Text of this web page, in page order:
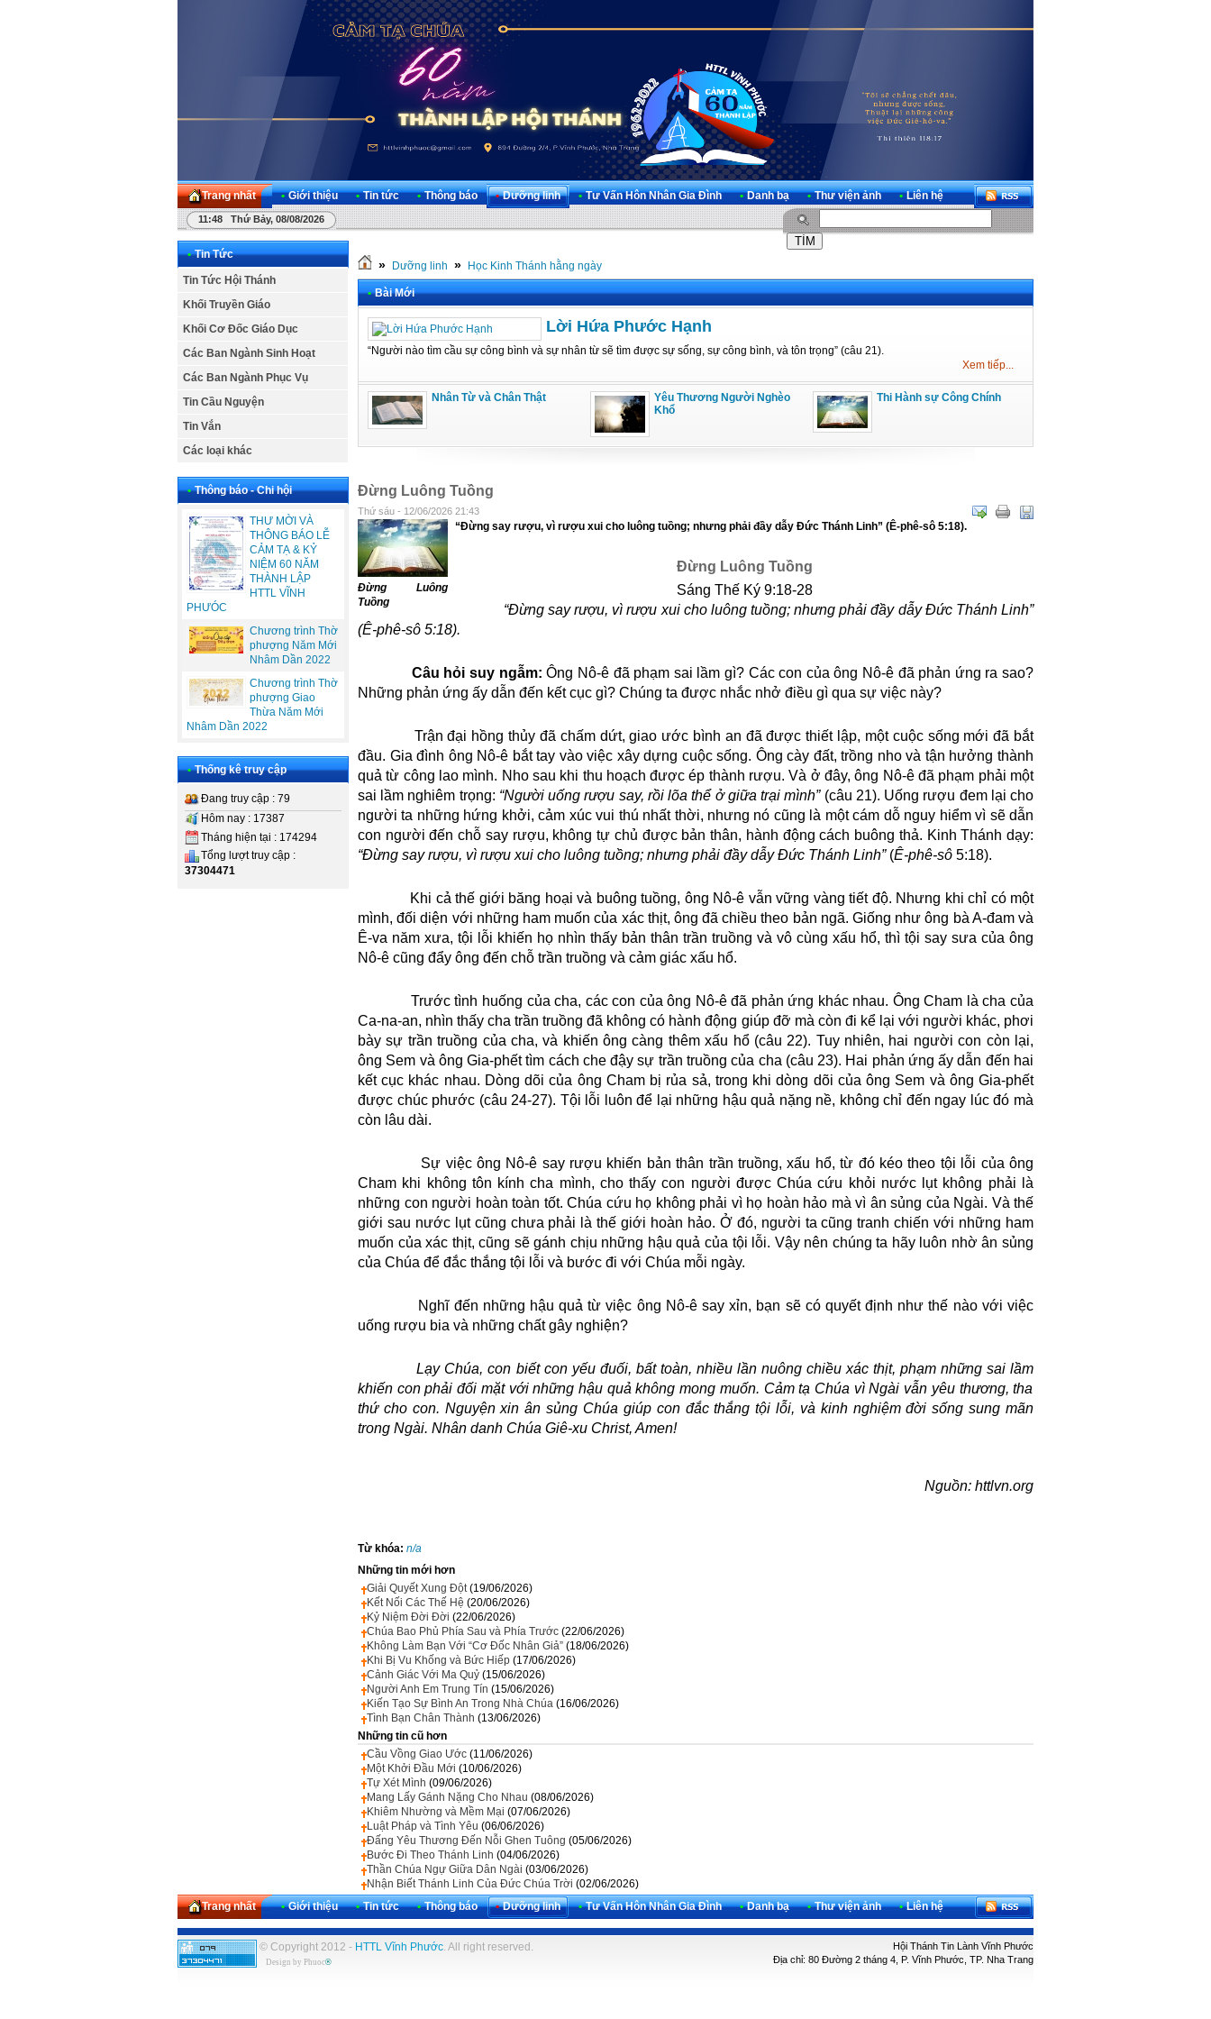
Trang nhất • Giới thiệu • Tin tức • Thông báo • Dưỡng linh • Tư Vấn Hôn Nhân Gia Đình • Danh bạ • Thư viện ảnh • Liên hệ
11:48 Thứ Bảy, 08/08/2026
• Tin Tức
Tin Tức Hội Thánh
Khối Truyền Giáo
Khối Cơ Đốc Giáo Dục
Các Ban Ngành Sinh Hoạt
Các Ban Ngành Phục Vụ
Tin Cầu Nguyện
Tin Vắn
Các loại khác
• Thông báo - Chi hội
THƯ MỜI VÀ
THÔNG BÁO LỄ
CẢM TẠ & KỶ
NIỆM 60 NĂM
THÀNH LẬP
HTTL VĨNH
PHƯÓC
Chương trình Thờ
phượng Năm Mới
Nhâm Dần 2022
Chương trình Thờ
phượng Giao
Thừa Năm Mới
Nhâm Dần 2022
• Thống kê truy cập
Đang truy cập : 79
Hôm nay : 17387
Tháng hiện tại : 174294
Tổng lượt truy cập :
37304471
» Dưỡng linh » Học Kinh Thánh hằng ngày
• Bài Mới
Lời Hứa Phước Hạnh
“Người nào tìm cầu sự công bình và sự nhân từ sẽ tìm được sự sống, sự công bình, và tôn trọng” (câu 21).
Xem tiếp...
Nhân Từ và Chân Thật
Yêu Thương Người Nghèo
Khổ
Thi Hành sự Công Chính
Đừng Luông Tuồng
Thứ sáu - 12/06/2026 21:43
Đừng Luông
Tuồng
“Đừng say rượu, vì rượu xui cho luông tuồng; nhưng phải đầy dẫy Đức Thánh Linh” (Ê-phê-sô 5:18).
Đừng Luông Tuồng
Sáng Thế Ký 9:18-28
“Đừng say rượu, vì rượu xui cho luông tuồng; nhưng phải đầy dẫy Đức Thánh Linh”
(Ê-phê-sô 5:18).
Câu hỏi suy ngẫm:Ông Nô-ê đã phạm sai lầm gì? Các con của ông Nô-ê đã phản ứng ra sao?
Những phản ứng ấy dẫn đến kết cục gì? Chúng ta được nhắc nhở điều gì qua sự việc này?
Trận đại hồng thủy đã chấm dứt, giao ước bình an đã được thiết lập, một cuộc sống mới đã bắt
đầu. Gia đình ông Nô-ê bắt tay vào việc xây dựng cuộc sống. Ông cày đất, trồng nho và tận hưởng thành
quả từ công lao mình. Nho sau khi thu hoạch được ép thành rượu. Và ở đây, ông Nô-ê đã phạm phải một
sai lầm nghiêm trọng: “Người uống rượu say, rồi lõa thể ở giữa trại mình” (câu 21). Uống rượu đem lại cho
người ta những hứng khởi, cảm xúc vui thú nhất thời, nhưng nó cũng là một cám dỗ nguy hiểm vì sẽ dẫn
con người đến chỗ say rượu, không tự chủ được bản thân, hành động cách buông thả. Kinh Thánh dạy:
“Đừng say rượu, vì rượu xui cho luông tuồng; nhưng phải đầy dẫy Đức Thánh Linh”(Ê-phê-sô 5:18).
Khi cả thế giới băng hoại và buông tuồng, ông Nô-ê vẫn vững vàng tiết độ. Nhưng khi chỉ có một
mình, đối diện với những ham muốn của xác thịt, ông đã chiều theo bản ngã. Giống như ông bà A-đam và
Ê-va năm xưa, tội lỗi khiến họ nhìn thấy bản thân trần truồng và vô cùng xấu hổ, thì tội say sưa của ông
Nô-ê cũng đẩy ông đến chỗ trần truồng và cảm giác xấu hổ.
Trước tình huống của cha, các con của ông Nô-ê đã phản ứng khác nhau. Ông Cham là cha của
Ca-na-an, nhìn thấy cha trần truồng đã không có hành động giúp đỡ mà còn đi kể lại với người khác, phơi
bày sự trần truồng của cha, và khiến ông càng thêm xấu hổ (câu 22). Tuy nhiên, hai người con còn lại,
ông Sem và ông Gia-phết tìm cách che đậy sự trần truồng của cha (câu 23). Hai phản ứng ấy dẫn đến hai
kết cục khác nhau. Dòng dõi của ông Cham bị rủa sả, trong khi dòng dõi của ông Sem và ông Gia-phết
được chúc phước (câu 24-27). Tội lỗi luôn để lại những hậu quả nặng nề, không chỉ đến ngay lúc đó mà
còn lâu dài.
Sự việc ông Nô-ê say rượu khiến bản thân trần truồng, xấu hổ, từ đó kéo theo tội lỗi của ông
Cham khi không tôn kính cha mình, cho thấy con người được Chúa cứu khỏi nước lụt không phải là
những con người hoàn toàn tốt. Chúa cứu họ không phải vì họ hoàn hảo mà vì ân sủng của Ngài. Và thế
giới sau nước lụt cũng chưa phải là thế giới hoàn hảo. Ở đó, người ta cũng tranh chiến với những ham
muốn của xác thịt, cũng sẽ gánh chịu những hậu quả của tội lỗi. Vậy nên chúng ta hãy luôn nhờ ân sủng
của Chúa để đắc thắng tội lỗi và bước đi với Chúa mỗi ngày.
Nghĩ đến những hậu quả từ việc ông Nô-ê say xỉn, bạn sẽ có quyết định như thế nào với việc
uống rượu bia và những chất gây nghiện?
Lạy Chúa, con biết conyếu đuối, bất toàn, nhiều lần nuông chiều xác thịt, phạm những sai lầm
khiến con phải đối mặt với những hậu quả không mong muốn. Cảm tạ Chúa vì Ngài vẫn yêu thương, tha
thứ cho con. Nguyện xin ânsủng Chúa giúp con đắc thắng tội lỗi, và kinh nghiệm đời sống sung mãn
trong Ngài. Nhân danh Chúa Giê-xu Christ, Amen!
Nguồn: httlvn.org
Từ khóa: n/a
Những tin mới hơn
Giải Quyết Xung Đột (19/06/2026)
Kết Nối Các Thế Hệ (20/06/2026)
Kỷ Niệm Đời Đời (22/06/2026)
Chúa Bao Phủ Phía Sau và Phía Trước (22/06/2026)
Không Làm Bạn Với “Cơ Đốc Nhân Giả” (18/06/2026)
Khi Bị Vu Khống và Bức Hiếp (17/06/2026)
Cảnh Giác Với Ma Quỷ (15/06/2026)
Người Anh Em Trung Tín (15/06/2026)
Kiến Tạo Sự Bình An Trong Nhà Chúa (16/06/2026)
Tình Bạn Chân Thành (13/06/2026)
Những tin cũ hơn
Cầu Vồng Giao Ước (11/06/2026)
Một Khởi Đầu Mới (10/06/2026)
Tự Xét Mình (09/06/2026)
Mang Lấy Gánh Nặng Cho Nhau (08/06/2026)
Khiêm Nhường và Mềm Mại (07/06/2026)
Luật Pháp và Tình Yêu (06/06/2026)
Đấng Yêu Thương Đến Nỗi Ghen Tuông (05/06/2026)
Bước Đi Theo Thánh Linh (04/06/2026)
Thần Chúa Ngự Giữa Dân Ngài (03/06/2026)
Nhận Biết Thánh Linh Của Đức Chúa Trời (02/06/2026)
Trang nhất
• Giới thiệu • Tin tức • Thông báo • Dưỡng linh • Tư Vấn Hôn Nhân Gia Đình • Danh bạ • Thư viện ảnh • Liên hệ
© Copyright 2012 - HTTL Vĩnh Phước. All right reserved.
Design by Phuoc®
Hội Thánh Tin Lành Vĩnh Phước
Địa chỉ: 80 Đường 2 tháng 4, P. Vĩnh Phước, TP. Nha Trang